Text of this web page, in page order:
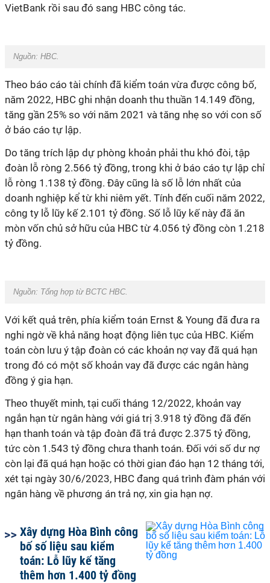
VietBank rồi sau đó sang HBC công tác.
Nguồn: HBC.
Theo báo cáo tài chính đã kiểm toán vừa được công bố,
năm 2022, HBC ghi nhận doanh thu thuần 14.149 đồng,
tăng gần 25% so với năm 2021 và tăng nhẹ so với con số
ở báo cáo tự lập.
Do tăng trích lập dự phòng khoản phải thu khó đòi, tập
đoàn lỗ ròng 2.566 tỷ đồng, trong khi ở báo cáo tự lập chỉ
lỗ ròng 1.138 tỷ đồng. Đây cũng là số lỗ lớn nhất của
doanh nghiệp kể từ khi niêm yết. Tính đến cuối năm 2022,
công ty lỗ lũy kế 2.101 tỷ đồng. Số lỗ lũy kế này đã ăn
mòn vốn chủ sở hữu của HBC từ 4.056 tỷ đồng còn 1.218
tỷ đồng.
Nguồn: Tổng hợp từ BCTC HBC.
Với kết quả trên, phía kiểm toán Ernst & Young đã đưa ra
nghi ngờ về khả năng hoạt động liên tục của HBC. Kiểm
toán còn lưu ý tập đoàn có các khoản nợ vay đã quá hạn
trong đó có một số khoản vay đã được các ngân hàng
đồng ý gia hạn.
Theo thuyết minh, tại cuối tháng 12/2022, khoản vay
ngắn hạn từ ngân hàng với giá trị 3.918 tỷ đồng đã đến
hạn thanh toán và tập đoàn đã trả được 2.375 tỷ đồng,
tức còn 1.543 tỷ đồng chưa thanh toán. Đối với số dư nợ
còn lại đã quá hạn hoặc có thời gian đáo hạn 12 tháng tới,
xét tại ngày 30/6/2023, HBC đang quá trình đàm phán với
ngân hàng về phương án trả nợ, xin gia hạn nợ.
Xây dựng Hòa Bình công
bố số liệu sau kiểm
toán: Lỗ lũy kế tăng
thêm hơn 1.400 tỷ đồng